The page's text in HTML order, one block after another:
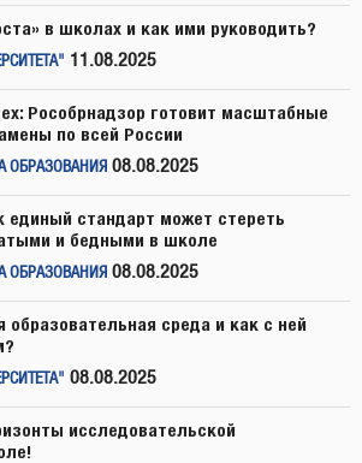
в школах и как ими руководить?
11.08.2025
Рособрнадзор готовит масштабные
по всей России
ОБРАЗОВАНИЯ 08.08.2025
единый стандарт может стереть
и бедными в школе
ОБРАЗОВАНИЯ 08.08.2025
образовательная среда и как с ней
08.08.2025
исследовательской